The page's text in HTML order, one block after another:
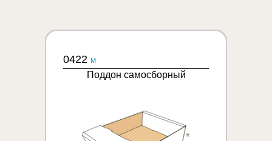
0422 M
Поддон самосборный